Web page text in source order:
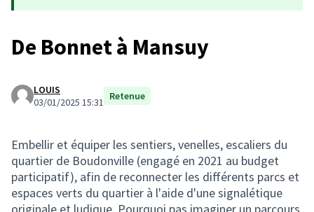
De Bonnet à Mansuy
LOUIS
03/01/2025 15:31 Retenue
Embellir et équiper les sentiers, venelles, escaliers du
quartier de Boudonville (engagé en 2021 au budget
participatif), afin de reconnecter les différents parcs et
espaces verts du quartier à l'aide d'une signalétique